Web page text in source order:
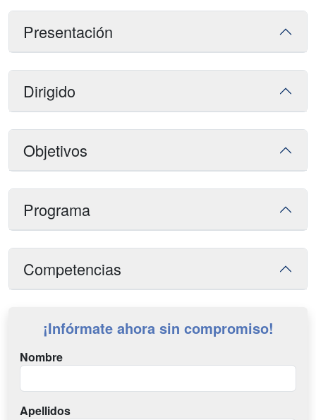
Presentación
Dirigido
Objetivos
Programa
Competencias
¡Infórmate ahora sin compromiso!
Nombre
Apellidos